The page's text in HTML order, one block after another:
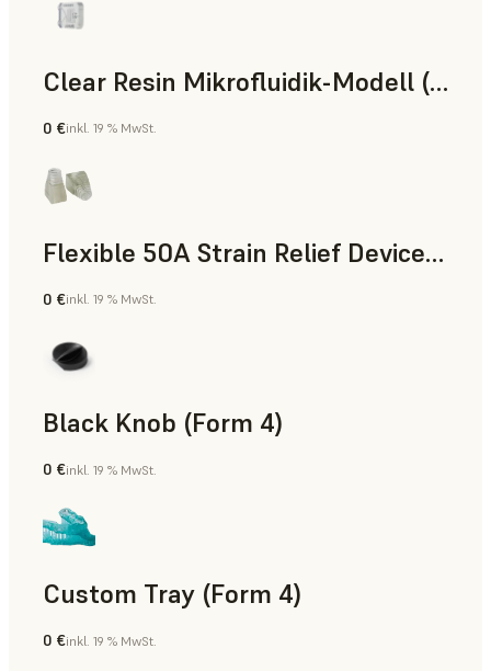
Clear Resin Mikrofluidik-Modell (Form 4)
Standard
0 €inkl. 19 % MwSt.
Flexible 50A Strain Relief Device (Form 4)
Technik
0 €inkl. 19 % MwSt.
Black Knob (Form 4)
Standard
0 €inkl. 19 % MwSt.
Custom Tray (Form 4)
Zahnmedizin
0 €inkl. 19 % MwSt.